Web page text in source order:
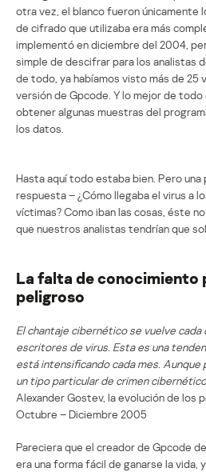
otra vez, el blanco fueron únicamente
de cifrado que utilizaba era más
implementó en diciembre del 2004,
simple de descifrar para los analistas
de todo, ya habíamos visto más de 25
versión de Gpcode. Y lo mejor de
obtener algunas muestras del
los datos.
Hasta aquí todo estaba bien. Pero una
respuesta – ¿Cómo llegaba el virus a
víctimas? Como iban las cosas, éste
que nuestros analistas tendrían que
La falta de conocimiento
peligroso
El chantaje cibernético se vuelve
escritores de virus. Esta es una
está intensificando cada mes. Aunque
un tipo particular de crimen
Alexander Gostev, la evolución de los
Octubre – Diciembre 2005
Pareciera que el creador de Gpcode
era una forma fácil de ganarse la vida,